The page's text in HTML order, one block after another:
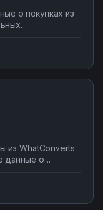
о покупках из
системами.
активности
из WhatConverts
данные о
команду в
без